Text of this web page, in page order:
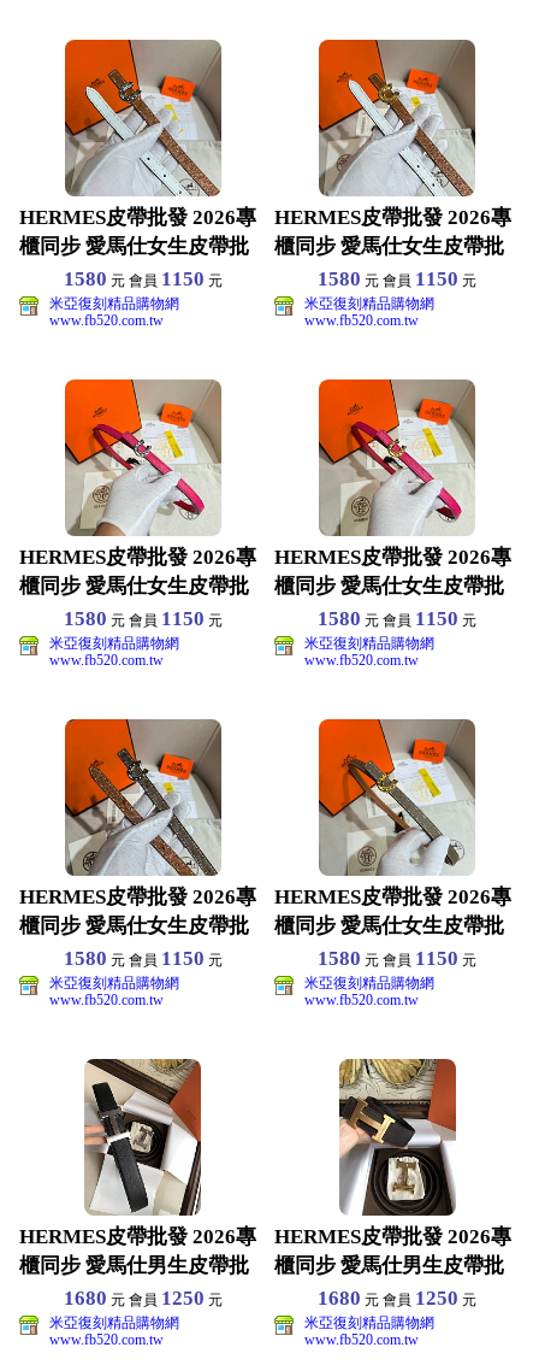
HERMES皮帶批發 2026專
櫃同步 愛馬仕女生皮帶批
發 原版真皮材
1580 元 會員 1150 元
米亞復刻精品購物網
www.fb520.com.tw
HERMES皮帶批發 2026專
櫃同步 愛馬仕女生皮帶批
發 原版真皮材
1580 元 會員 1150 元
米亞復刻精品購物網
www.fb520.com.tw
HERMES皮帶批發 2026專
櫃同步 愛馬仕女生皮帶批
發 原版真皮材
1580 元 會員 1150 元
米亞復刻精品購物網
www.fb520.com.tw
HERMES皮帶批發 2026專
櫃同步 愛馬仕女生皮帶批
發 原版真皮材
1580 元 會員 1150 元
米亞復刻精品購物網
www.fb520.com.tw
HERMES皮帶批發 2026專
櫃同步 愛馬仕女生皮帶批
發 原版真皮材
1580 元 會員 1150 元
米亞復刻精品購物網
www.fb520.com.tw
HERMES皮帶批發 2026專
櫃同步 愛馬仕女生皮帶批
發 原版真皮材
1580 元 會員 1150 元
米亞復刻精品購物網
www.fb520.com.tw
HERMES皮帶批發 2026專
櫃同步 愛馬仕男生皮帶批
發 原版真皮材
1680 元 會員 1250 元
米亞復刻精品購物網
www.fb520.com.tw
HERMES皮帶批發 2026專
櫃同步 愛馬仕男生皮帶批
發 原版真皮材
1680 元 會員 1250 元
米亞復刻精品購物網
www.fb520.com.tw